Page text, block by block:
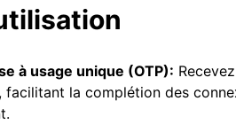
à usage unique (OTP):
facilitant la complétion des